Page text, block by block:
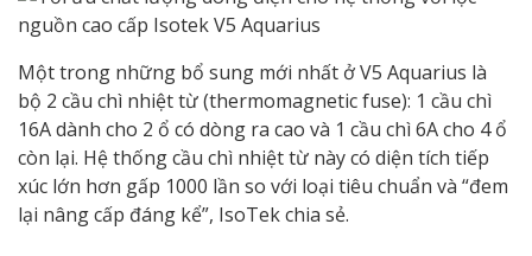
Một trong những bổ sung mới nhất ở V5 Aquarius là
bộ 2 cầu chì nhiệt từ (thermomagnetic fuse): 1 cầu chì
16A dành cho 2 ổ có dòng ra cao và 1 cầu chì 6A cho 4 ổ
còn lại. Hệ thống cầu chì nhiệt từ này có diện tích tiếp
xúc lớn hơn gấp 1000 lần so với loại tiêu chuẩn và “đem
lại nâng cấp đáng kể”, IsoTek chia sẻ.